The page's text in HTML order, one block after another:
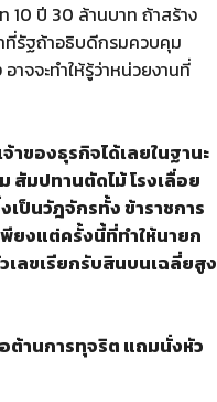
10 ปี 30 ล้านบาท ถ้าสร้าง
ที่รัฐถ้าอธิบดีกรมควบคุม
จจะทำให้รู้ว่าหน่วยงานที่
ของธุรกิจได้เลยในฐานะ
สัมปทานตัดไม้ โรงเลื่อย
ป็นวัฎจักรทั้ง ข้าราชการ
พียงแต่ครั้งนี้ที่ทำให้นายก
เลขเรียกรับสินบนเฉลี่ยสูง
ต้านการทุจริต แถมนั่งหัว